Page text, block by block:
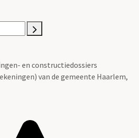
en constructiedossiers
van de gemeente Haarlem,